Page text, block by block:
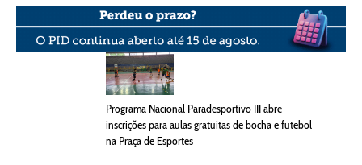
Programa Nacional Paradesportivo III abre
inscrições para aulas gratuitas de bocha e futebol
na Praça de Esportes